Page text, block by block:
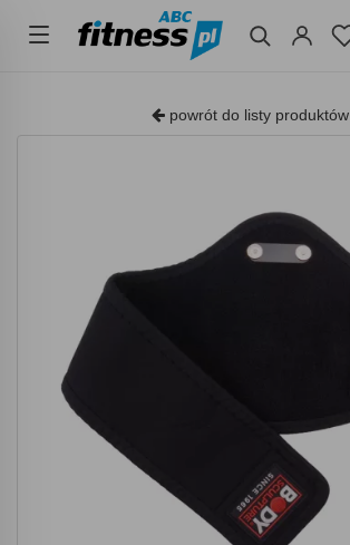
powrót do listy produktów